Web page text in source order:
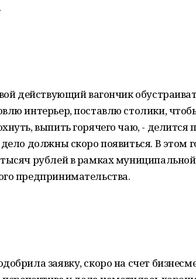
действующий вагончик
интерьер, поставлю столики,
выпить горячего чаю, -
должны скоро появиться. В этом
рублей в рамках
предпринимательства.
заявку, скоро на счет